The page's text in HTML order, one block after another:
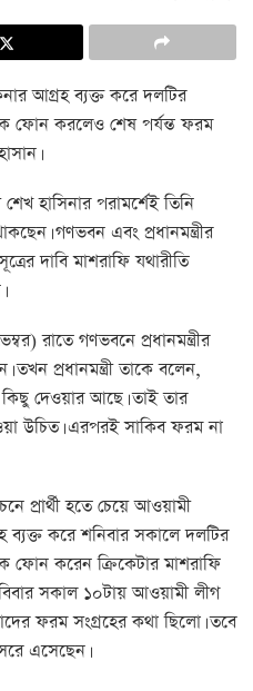
আগ্রহ ব্যক্ত করে দলটির
ফোন করলেও শেষ পর্যন্ত ফরম
হাসিনার পরামর্শেই তিনি
গণভবন এবং প্রধানমন্ত্রীর
দাবি মাশরাফি যথারীতি
রাতে গণভবনে প্রধানমন্ত্রীর
তখন প্রধানমন্ত্রী তাকে বলেন,
দেওয়ার আছে। তাই তার
উচিত। এরপরই সাকিব ফরম না
প্রার্থী হতে চেয়ে আওয়ামী
করে শনিবার সকালে দলটির
ফোন করেন ক্রিকেটার মাশরাফি
সকাল ১০টায় আওয়ামী লীগ
ফরম সংগ্রহের কথা ছিলো। তবে
এসেছেন।